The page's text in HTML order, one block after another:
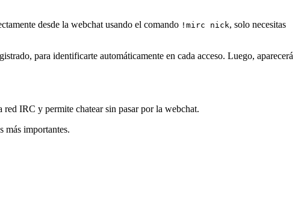
desde la webchat usando el comando !mirc nick, solo necesitas
para identificarte automáticamente en cada acceso. Luego, aparecerá
IRC y permite chatear sin pasar por la webchat.
más importantes.